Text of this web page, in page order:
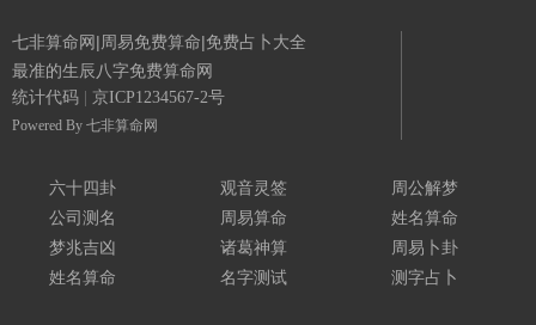
七非算命网|周易免费算命|免费占卜大全
最准的生辰八字免费算命网
统计代码 京ICP1234567-2号
Powered By 七非算命网
六十四卦
公司测名
梦兆吉凶
姓名算命
观音灵签
周易算命
诸葛神算
名字测试
周公解梦
姓名算命
周易卜卦
测字占卜